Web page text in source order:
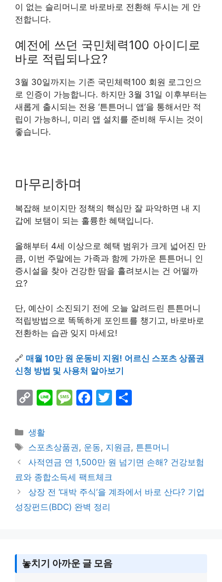
이 없는 슬리머니로 바로바로 전환해 두시는 게 안
전합니다.
예전에 쓰던 국민체력100 아이디로
바로 적립되나요?
3월 30일까지는 기존 국민체력100 회원 로그인으
로 인증이 가능합니다. 하지만 3월 31일 이후부터는
새롭게 출시되는 전용 ‘튼튼머니 앱’을 통해서만 적
립이 가능하니, 미리 앱 설치를 준비해 두시는 것이
좋습니다.
마무리하며
복잡해 보이지만 정책의 핵심만 잘 파악하면 내 지
갑에 보탬이 되는 훌륭한 혜택입니다.
올해부터 4세 이상으로 혜택 범위가 크게 넓어진 만
큼, 이번 주말에는 가족과 함께 가까운 튼튼머니 인
증시설을 찾아 건강한 땀을 흘려보시는 건 어떨까
요?
단, 예산이 소진되기 전에 오늘 알려드린 튼튼머니
적립방법으로 똑똑하게 포인트를 챙기고, 바로바로
전환하는 습관 잊지 마세요!
🔗 매월 10만 원 운동비 지원! 어르신 스포츠 상품권
신청 방법 및 사용처 알아보기
C
p
y
Li
n
k
Li M
s
a
g
e
F
e
b
o
o
k
T
er e
Categories
생활
Tags
스포츠상품권, 운동, 지원금, 튼튼머니
사적연금 연 1,500만 원 넘기면 손해? 건강보험
료와 종합소득세 팩트체크
상장 전 ‘대박 주식’을 계좌에서 바로 산다? 기업
성장펀드(BDC) 완벽 정리
놓치기 아까운 글 모음